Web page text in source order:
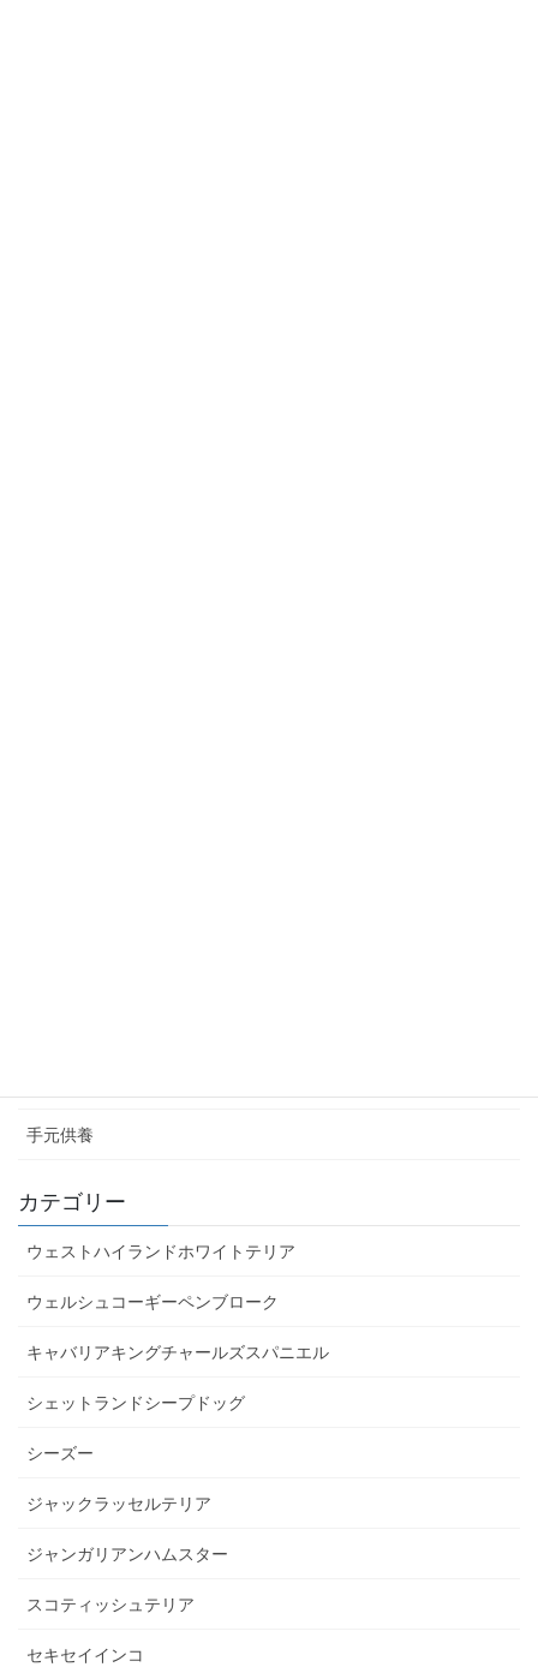
手元供養
カテゴリー
ウェストハイランドホワイトテリア
ウェルシュコーギーペンブローク
キャバリアキングチャールズスパニエル
シェットランドシープドッグ
シーズー
ジャックラッセルテリア
ジャンガリアンハムスター
スコティッシュテリア
セキセイインコ